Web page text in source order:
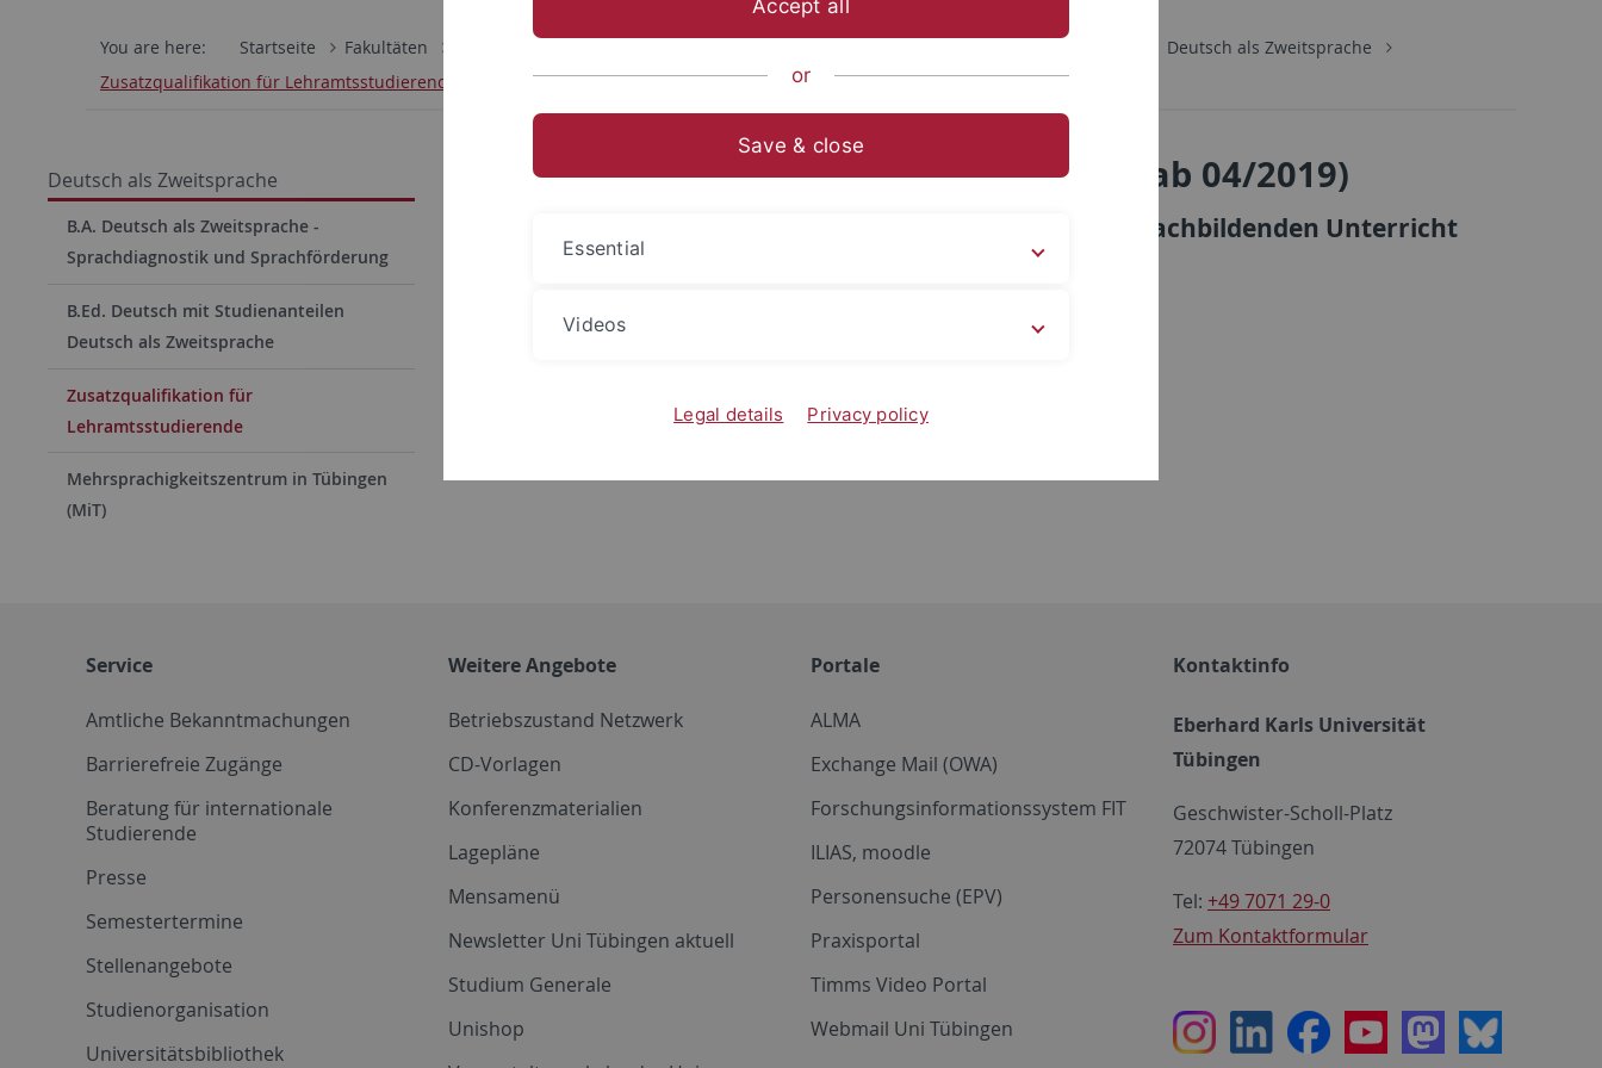
You are here: Startseite Fakultäten
Deutsch als Zweitsprache
Zusatzqualifikation für Lehramtsstudierende
Deutsch als Zweitsprache
B.A. Deutsch als Zweitsprache -
Sprachdiagnostik und Sprachförderung
B.Ed. Deutsch mit Studienanteilen
Deutsch als Zweitsprache
Zusatzqualifikation für
Lehramtsstudierende
Mehrsprachigkeitszentrum in Tübingen
(MiT)
Sprachliche Heterogenität in der Schule (ab 04/2019)
Zusatzqualifikation für Deutsch als Zweitsprache und sprachbildenden Unterricht
Service
Amtliche Bekanntmachungen
Barrierefreie Zugänge
Beratung für internationale
Studierende
Presse
Semestertermine
Stellenangebote
Studienorganisation
Universitätsbibliothek
Weitere Angebote
Betriebszustand Netzwerk
CD-Vorlagen
Konferenzmaterialien
Lagepläne
Mensamenü
Newsletter Uni Tübingen aktuell
Studium Generale
Unishop
Portale
ALMA
Exchange Mail (OWA)
Forschungsinformationssystem FIT
ILIAS, moodle
Personensuche (EPV)
Praxisportal
Timms Video Portal
Webmail Uni Tübingen
Kontaktinfo
Eberhard Karls Universität
Tübingen
Geschwister-Scholl-Platz
72074 Tübingen
Tel: +49 7071 29-0
Zum Kontaktformular
InstagramLinkedInFacebookYoutubeMastodon
Bluesky
Accept all
or
Save & close
Essential
Videos
Legal details Privacy policy